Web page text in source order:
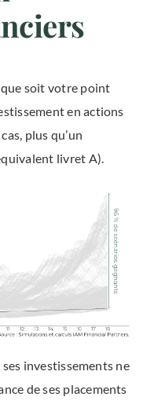
que soit votre point
en actions
plus qu’un
livret A).
investissements ne
de ses placements